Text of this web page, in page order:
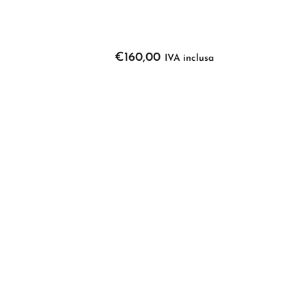
€160,00 IVA inclusa